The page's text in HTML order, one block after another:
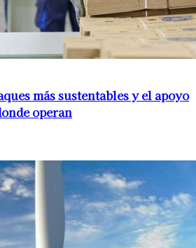
más sustentables y el apoyo
operan